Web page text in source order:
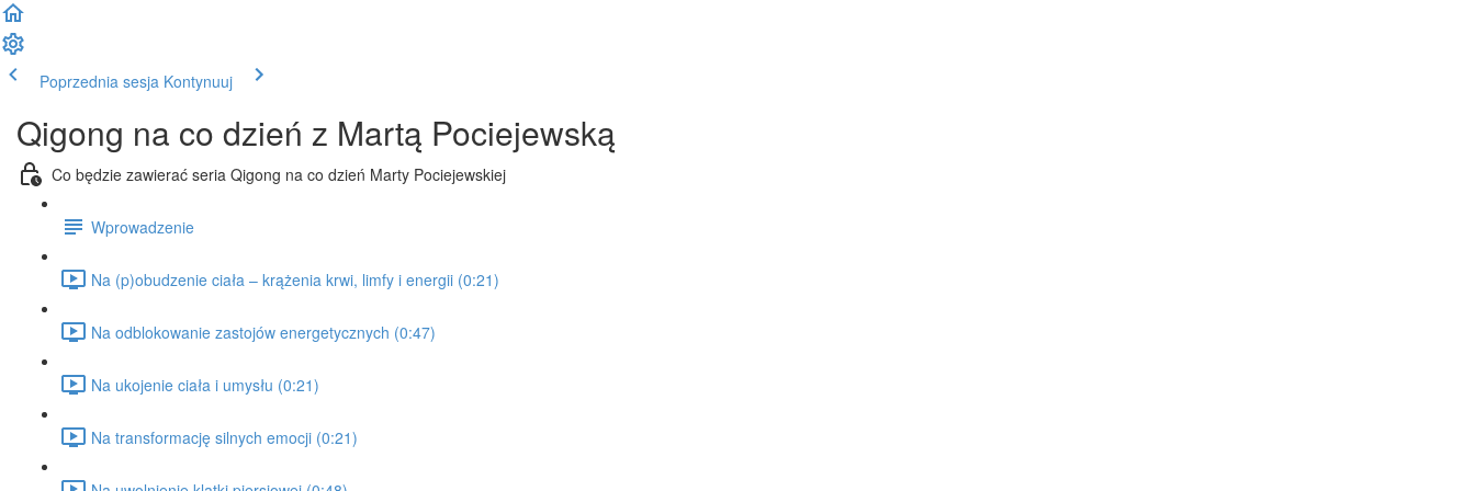
Poprzednia sesja Kontynuuj
Qigong na co dzień z Martą Pociejewską
Co będzie zawierać seria Qigong na co dzień Marty Pociejewskiej
Wprowadzenie
Na (p)obudzenie ciała – krążenia krwi, limfy i energii (0:21)
Na odblokowanie zastojów energetycznych (0:47)
Na ukojenie ciała i umysłu (0:21)
Na transformację silnych emocji (0:21)